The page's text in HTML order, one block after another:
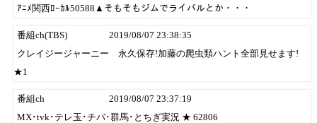
ｱﾆﾒ関西ﾛｰｶﾙ50588▲そもそもジムでライバルとか・・・
番組ch(TBS)
2019/08/07 23:38:35
クレイジージャーニー 永久保存!加藤の爬虫類ハント全部見せます!
★1
番組ch
2019/08/07 23:37:19
MX･tvk･テレ玉･チバ･群馬･とちぎ実況 ★ 62806